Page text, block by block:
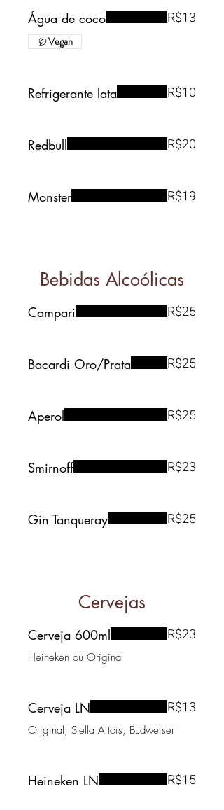
Água de coco R$13
Vegan
Refrigerante lata R$10
Redbull R$20
Monster R$19
Bebidas Alcoólicas
Campari R$25
Bacardi Oro/Prata R$25
Aperol R$25
Smirnoff R$23
Gin Tanqueray R$25
Cervejas
Cerveja 600ml
Heineken ou Original
R$23
Cerveja LN
Original, Stella Artois, Budweiser
R$13
Heineken LN R$15